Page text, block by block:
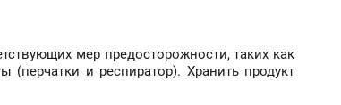
мер предосторожности, таких как
и респиратор). Хранить продукт